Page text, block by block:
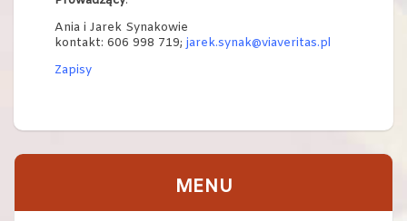
Ania i Jarek Synakowie
kontakt: 606 998 719; jarek.synak@viaveritas.pl
Zapisy
MENU